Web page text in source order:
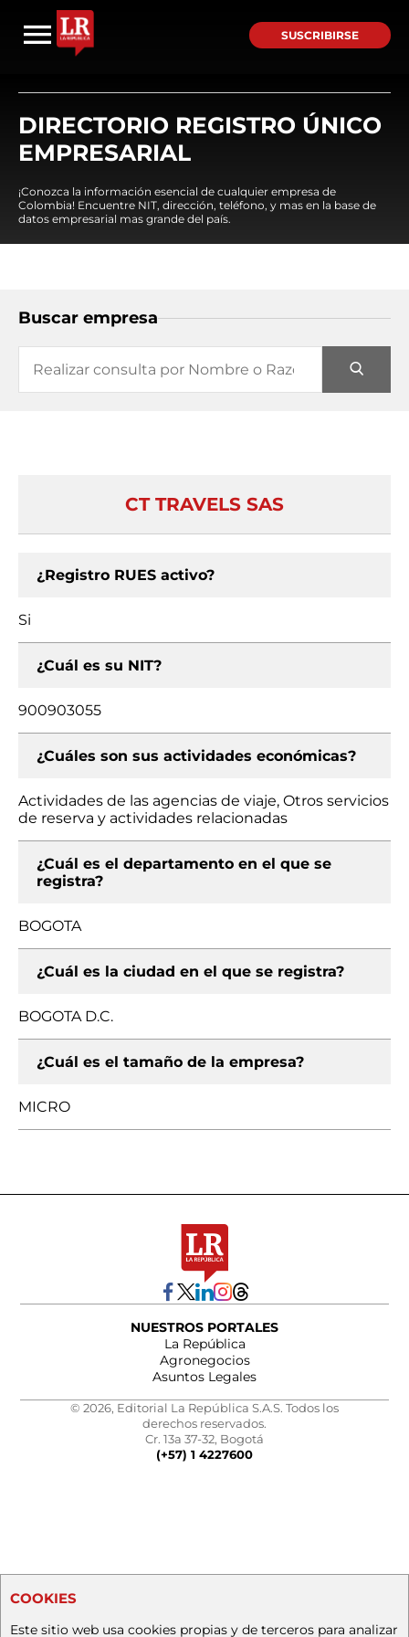
SUSCRIBIRSE
DIRECTORIO REGISTRO ÚNICO
EMPRESARIAL
¡Conozca la información esencial de cualquier empresa de
Colombia! Encuentre NIT, dirección, teléfono, y mas en la base de
datos empresarial mas grande del país.
Buscar empresa
CT TRAVELS SAS
¿Registro RUES activo?
Si
¿Cuál es su NIT?
900903055
¿Cuáles son sus actividades económicas?
Actividades de las agencias de viaje, Otros servicios
de reserva y actividades relacionadas
¿Cuál es el departamento en el que se
registra?
BOGOTA
¿Cuál es la ciudad en el que se registra?
BOGOTA D.C.
¿Cuál es el tamaño de la empresa?
MICRO
NUESTROS PORTALES
La República
Agronegocios
Asuntos Legales
© 2026, Editorial La República S.A.S. Todos los
derechos reservados.
Cr. 13a 37-32, Bogotá
(+57) 1 4227600
COOKIES
Este sitio web usa cookies propias y de terceros para analizar